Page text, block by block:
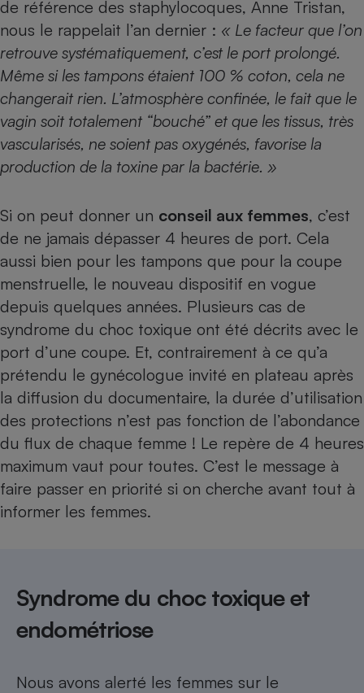
de référence des staphylocoques, Anne Tristan,
nous le rappelait l’an dernier : « Le facteur que l’on
retrouve systématiquement, c’est le port prolongé.
Même si les tampons étaient 100 % coton, cela ne
changerait rien. L’atmosphère confinée, le fait que le
vagin soit totalement “bouché” et que les tissus, très
vascularisés, ne soient pas oxygénés, favorise la
production de la toxine par la bactérie. »
Si on peut donner un conseil aux femmes, c’est
de ne jamais dépasser 4 heures de port. Cela
aussi bien pour les tampons que pour la coupe
menstruelle, le nouveau dispositif en vogue
depuis quelques années. Plusieurs cas de
syndrome du choc toxique ont été décrits avec le
port d’une coupe. Et, contrairement à ce qu’a
prétendu le gynécologue invité en plateau après
la diffusion du documentaire, la durée d’utilisation
des protections n’est pas fonction de l’abondance
du flux de chaque femme ! Le repère de 4 heures
maximum vaut pour toutes. C’est le message à
faire passer en priorité si on cherche avant tout à
informer les femmes.
Syndrome du choc toxique et
endométriose
Nous avons alerté les femmes sur le